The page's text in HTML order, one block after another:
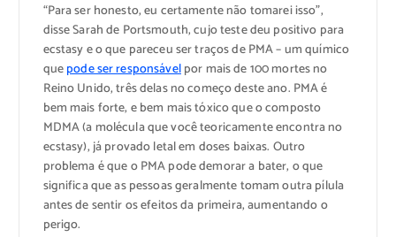
“Para ser honesto, eu certamente não tomarei isso”,
disse Sarah de Portsmouth, cujo teste deu positivo para
ecstasy e o que pareceu ser traços de PMA – um químico
quepode ser responsávelpor mais de 100 mortes no
Reino Unido, três delas no começo deste ano. PMA é
bem mais forte, e bem mais tóxico que o composto
MDMA (a molécula que você teoricamente encontra no
ecstasy), já provado letal em doses baixas. Outro
problema é que o PMA pode demorar a bater, o que
significa que as pessoas geralmente tomam outra pílula
antes de sentir os efeitos da primeira, aumentando o
perigo.